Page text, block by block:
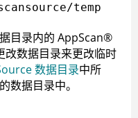
temp
目录内的 AppScan®
改数据目录来更改临时
数据目录中所
数据目录中。